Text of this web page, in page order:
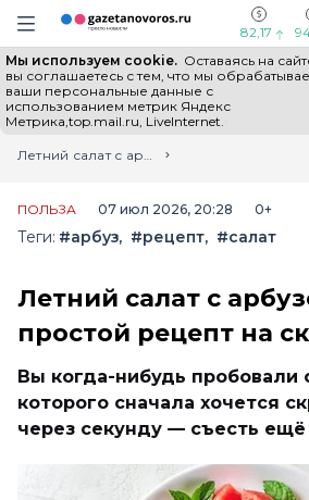
Информационный портал
Навигация сайта
82,17
Мы используем cookie. Оставаясь на
вы соглашаетесь с тем, что мы
ваши персональные данные с
использованием метрик Яндекс
Метрика,top.mail.ru, LiveInternet.
Все новости Новости России
Главная
Лента новостей
Летний салат с арбузом и фетой: простой рецепт на скорую руку
ПОЛЬЗА 07 июл 2026, 20:28 0+
Теги: #арбуз #рецепт #салат
Летний салат с
простой рецепт на
Вы когда-нибудь пробовали
которого сначала хочется
через секунду — съесть